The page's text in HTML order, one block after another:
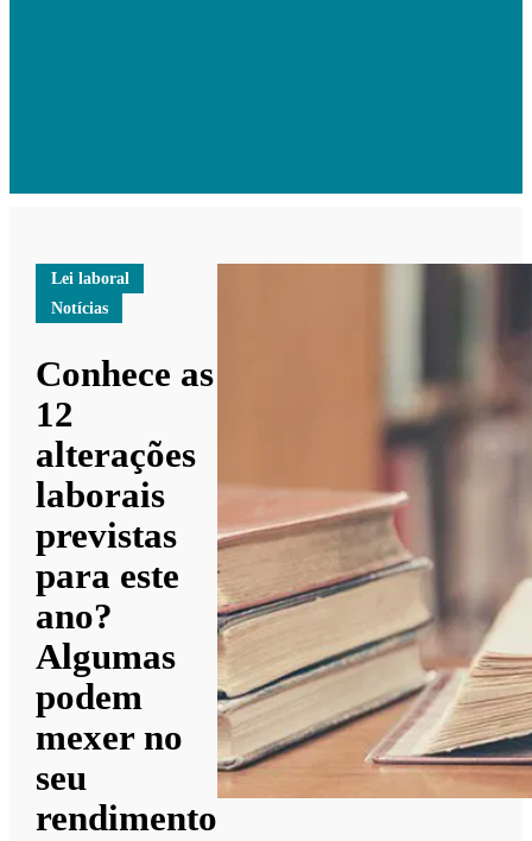
Lei laboral
Notícias
Conhece as
12
alterações
laborais
previstas
para este
ano?
Algumas
podem
mexer no
seu
rendimento